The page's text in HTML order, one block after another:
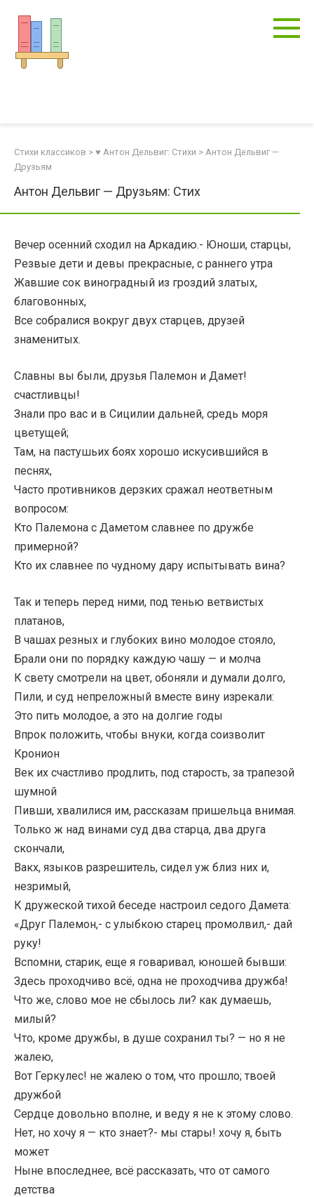
контенту
Стихи классиков > ♥ Антон Дельвиг: Стихи > Антон Дельвиг —
Друзьям
Антон Дельвиг — Друзьям: Стих
Вечер осенний сходил на Аркадию.- Юноши, старцы,
Резвые дети и девы прекрасные, с раннего утра
Жавшие сок виноградный из гроздий златых,
благовонных,
Все собралися вокруг двух старцев, друзей
знаменитых.
Славны вы были, друзья Палемон и Дамет!
счастливцы!
Знали про вас и в Сицилии дальней, средь моря
цветущей;
Там, на пастушьих боях хорошо искусившийся в
песнях,
Часто противников дерзких сражал неответным
вопросом:
Кто Палемона с Даметом славнее по дружбе
примерной?
Кто их славнее по чудному дару испытывать вина?
Так и теперь перед ними, под тенью ветвистых
платанов,
В чашах резных и глубоких вино молодое стояло,
Брали они по порядку каждую чашу — и молча
К свету смотрели на цвет, обоняли и думали долго,
Пили, и суд непреложный вместе вину изрекали:
Это пить молодое, а это на долгие годы
Впрок положить, чтобы внуки, когда соизволит
Кронион
Век их счастливо продлить, под старость, за трапезой
шумной
Пивши, хвалилися им, рассказам пришельца внимая.
Только ж над винами суд два старца, два друга
скончали,
Вакх, языков разрешитель, сидел уж близ них и,
незримый,
К дружеской тихой беседе настроил седого Дамета:
«Друг Палемон,- с улыбкою старец промолвил,- дай
руку!
Вспомни, старик, еще я говаривал, юношей бывши:
Здесь проходчиво всё, одна не проходчива дружба!
Что же, слово мое не сбылось ли? как думаешь,
милый?
Что, кроме дружбы, в душе сохранил ты? — но я не
жалею,
Вот Геркулес! не жалею о том, что прошло; твоей
дружбой
Сердце довольно вполне, и веду я не к этому слово.
Нет, но хочу я — кто знает?- мы стары! хочу я, быть
может
Ныне впоследнее, всё рассказать, что от самого
детства